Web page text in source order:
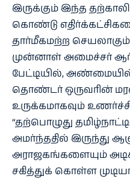
இருக்கும் இந்த
கொண்டு
தார்மீகமற்ற
முன்னாள் அமைச்சர்
பேட்டியில்,
தொண்டர் ஒருவரின்
உருக்கமாகவும்
“தற்பொழுது
அமர்ந்ததில் இருந்து
அராஜகங்களையும்
சகித்துக் கொள்ள